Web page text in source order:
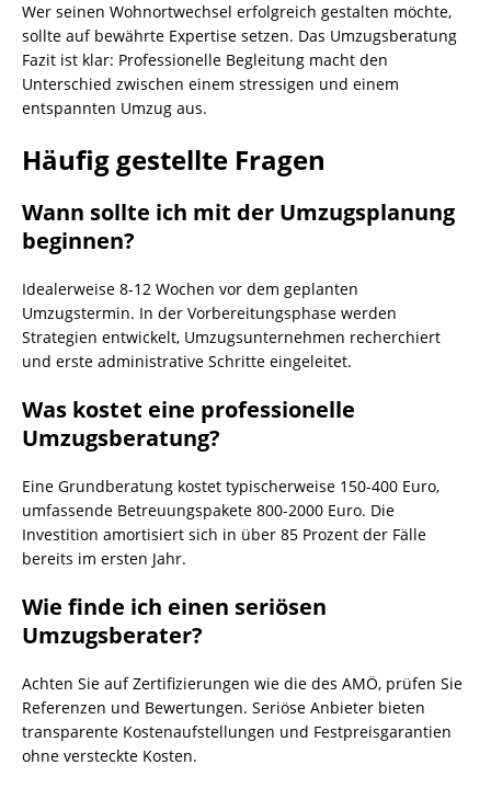
Wer seinen Wohnortwechsel erfolgreich gestalten möchte,
sollte auf bewährte Expertise setzen. Das Umzugsberatung
Fazit ist klar: Professionelle Begleitung macht den
Unterschied zwischen einem stressigen und einem
entspannten Umzug aus.
Häufig gestellte Fragen
Wann sollte ich mit der Umzugsplanung
beginnen?
Idealerweise 8-12 Wochen vor dem geplanten
Umzugstermin. In der Vorbereitungsphase werden
Strategien entwickelt, Umzugsunternehmen recherchiert
und erste administrative Schritte eingeleitet.
Was kostet eine professionelle
Umzugsberatung?
Eine Grundberatung kostet typischerweise 150-400 Euro,
umfassende Betreuungspakete 800-2000 Euro. Die
Investition amortisiert sich in über 85 Prozent der Fälle
bereits im ersten Jahr.
Wie finde ich einen seriösen
Umzugsberater?
Achten Sie auf Zertifizierungen wie die des AMÖ, prüfen Sie
Referenzen und Bewertungen. Seriöse Anbieter bieten
transparente Kostenaufstellungen und Festpreisgarantien
ohne versteckte Kosten.